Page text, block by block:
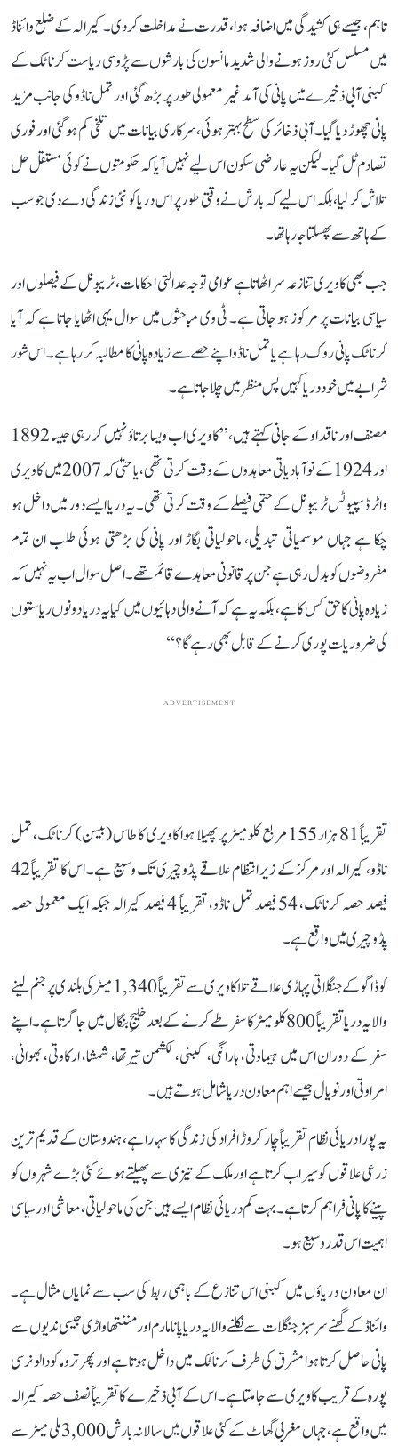
تاہم، جیسے ہی کشیدگی میں اضافہ ہوا، قدرت نے مداخلت کر دی۔ کیرالہ کے ضلع وائناڈ
میں مسلسل کئی روز ہونے والی شدید مانسون کی بارشوں سے پڑوسی ریاست کرناٹک کے
کبنی آبی ذخیرے میں پانی کی آمد غیر معمولی طور پر بڑھ گئی اور تمل ناڈو کی جانب مزید
پانی چھوڑ دیا گیا۔ آبی ذخائر کی سطح بہتر ہوئی، سرکاری بیانات میں تلخی کم ہو گئی اور فوری
تصادم ٹل گیا۔ لیکن یہ عارضی سکون اس لیے نہیں آیا کہ حکومتوں نے کوئی مستقل حل
تلاش کر لیا، بلکہ اس لیے کہ بارش نے وقتی طور پر اس دریا کو نئی زندگی دے دی جو سب
کے ہاتھ سے پھسلتا جا رہا تھا۔
جب بھی کاویری تنازعہ سر اٹھاتا ہے عوامی توجہ عدالتی احکامات، ٹریبونل کے فیصلوں اور
سیاسی بیانات پر مرکوز ہو جاتی ہے۔ ٹی وی مباحثوں میں سوال یہی اٹھایا جاتا ہے کہ آیا
کرناٹک پانی روک رہا ہے یا تمل ناڈو اپنے حصے سے زیادہ پانی کا مطالبہ کر رہا ہے۔ اس شور
شرابے میں خود دریا کہیں پس منظر میں چلا جاتا ہے۔
مصنف اور ناقد او کے جانی کہتے ہیں، ’’کاویری اب ویسا برتاؤ نہیں کر رہی جیسا 1892
اور 1924 کے نوآبادیاتی معاہدوں کے وقت کرتی تھی، یا حتیٰ کہ 2007 میں کاویری
واٹر ڈسپیوٹس ٹریبونل کے حتمی فیصلے کے وقت کرتی تھی۔ یہ دریا ایسے دور میں داخل ہو
چکا ہے جہاں موسمیاتی تبدیلی، ماحولیاتی بگاڑ اور پانی کی بڑھتی ہوئی طلب ان تمام
مفروضوں کو بدل رہی ہے جن پر قانونی معاہدے قائم تھے۔ اصل سوال اب یہ نہیں کہ
زیادہ پانی کا حق کس کا ہے، بلکہ یہ ہے کہ آنے والی دہائیوں میں کیا یہ دریا دونوں ریاستوں
کی ضروریات پوری کرنے کے قابل بھی رہے گا؟‘‘
ADVERTISEMENT
تقریباً 81 ہزار 155 مربع کلومیٹر پر پھیلا ہوا کاویری کا طاس (بیسن) کرناٹک، تمل
ناڈو، کیرالہ اور مرکز کے زیر انتظام علاقے پڈوچیری تک وسیع ہے۔ اس کا تقریباً 42
فیصد حصہ کرناٹک، 54 فیصد تمل ناڈو، تقریباً 4 فیصد کیرالہ جبکہ ایک معمولی حصہ
پڈوچیری میں واقع ہے۔
کوڈاگو کے جنگلاتی پہاڑی علاقے تلاکاویری سے تقریباً 1,340 میٹر کی بلندی پر جنم لینے
والا یہ دریا تقریباً 800 کلومیٹر کا سفر طے کرنے کے بعد خلیجِ بنگال میں جا گرتا ہے۔ اپنے
سفر کے دوران اس میں ہیماوتی، ہارانگی، کبنی، لکشمن تیرتھا، شمشا، ارکاوتی، بھوانی،
امراوتی اور نویال جیسے اہم معاون دریا شامل ہوتے ہیں۔
یہ پورا دریائی نظام تقریباً چار کروڑ افراد کی زندگی کا سہارا ہے، ہندوستان کے قدیم ترین
زرعی علاقوں کو سیراب کرتا ہے اور ملک کے تیزی سے پھیلتے ہوئے کئی بڑے شہروں کو
پینے کا پانی فراہم کرتا ہے۔ بہت کم دریائی نظام ایسے ہیں جن کی ماحولیاتی، معاشی اور سیاسی
اہمیت اس قدر وسیع ہو۔
ان معاون دریاؤں میں کبنی اس تنازع کے باہمی ربط کی سب سے نمایاں مثال ہے۔
وائناڈ کے گھنے سرسبز جنگلات سے نکلنے والا یہ دریا پانامارم اور مننتھاواڑی جیسی ندیوں سے
پانی حاصل کرتا ہوا مشرق کی طرف کرناٹک میں داخل ہوتا ہے اور پھر تروماکودالو نرسی
پورہ کے قریب کاویری سے جا ملتا ہے۔ اس کے آبی ذخیرے کا تقریباً نصف حصہ کیرالہ
میں واقع ہے، جہاں مغربی گھاٹ کے کئی علاقوں میں سالانہ بارش 3,000 ملی میٹر سے